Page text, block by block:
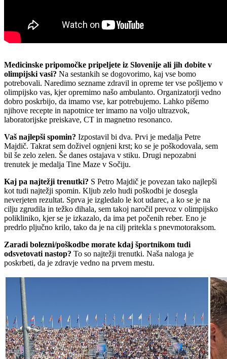
Medicinske pripomočke pripeljete iz Slovenije ali jih dobite v
olimpijski vasi? Na sestankih se dogovorimo, kaj vse bomo
potrebovali. Naredimo sezname zdravil in opreme ter vse pošljemo v
olimpijsko vas, kjer opremimo našo ambulanto. Organizatorji vedno
dobro poskrbijo, da imamo vse, kar potrebujemo. Lahko pišemo
njihove recepte in napotnice ter imamo na voljo ultrazvok,
laboratorijske preiskave, CT in magnetno resonanco.
Vaš najlepši spomin? Izpostavil bi dva. Prvi je medalja Petre
Majdič. Takrat sem doživel ognjeni krst; ko se je poškodovala, sem
bil še zelo zelen. Še danes ostajava v stiku. Drugi nepozabni
trenutek je medalja Tine Maze v Sočiju.
Kaj pa najtežji trenutki? S Petro Majdič je povezan tako najlepši
kot tudi najtežji spomin. Kljub zelo hudi poškodbi je dosegla
neverjeten rezultat. Sprva je izgledalo le kot udarec, a ko se je na
cilju zgrudila in težko dihala, sem takoj naročil prevoz v olimpijsko
polikliniko, kjer se je izkazalo, da ima pet počenih reber. Eno je
predrlo pljučno krilo, tako da je na cilj pritekla s pnevmotoraksom.
Zaradi bolezni/poškodbe morate kdaj športnikom tudi
odsvetovati nastop? To so najtežji trenutki. Naša naloga je
poskrbeti, da je zdravje vedno na prvem mestu.